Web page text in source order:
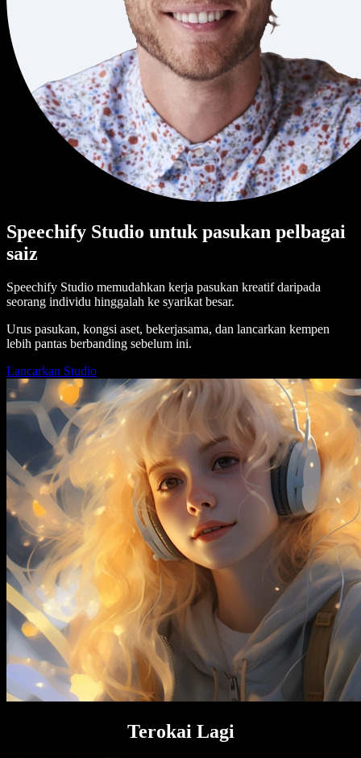
Speechify Studio untuk pasukan pelbagai
saiz
Speechify Studio memudahkan kerja pasukan kreatif daripada
seorang individu hinggalah ke syarikat besar.
Urus pasukan, kongsi aset, bekerjasama, dan lancarkan kempen
lebih pantas berbanding sebelum ini.
Lancarkan Studio
Terokai Lagi